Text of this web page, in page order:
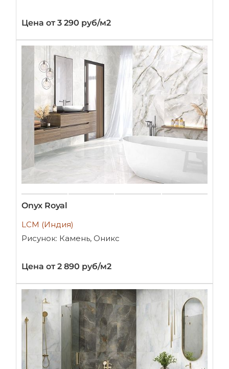
Цена от 3 290 руб/м2
Onyx Royal
LCM (Индия)
Рисунок: Камень, Оникс
Цена от 2 890 руб/м2